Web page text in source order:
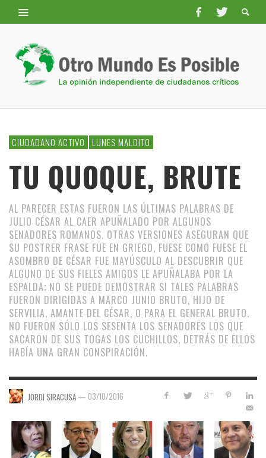
CIUDADANO ACTIVO LUNES MALDITO
TU QUOQUE, BRUTE
AL PARECER ESTAS FUERON LAS ÚLTIMAS PALABRAS DE
JULIO CÉSAR AL CAER APUÑALADO POR ALGUNOS
SENADORES ROMANOS. OTRAS VERSIONES ASEGURAN QUE
SU POSTRER FRASE FUE EN GRIEGO, FUESE COMO FUESE EL
ASOMBRO DE CÉSAR FUE MAYÚSCULO AL DESCUBRIR QUE
ALGUNO DE SUS FIELES AMIGOS LE APUÑALABA POR LA
ESPALDA; NO SE PUEDE DEMOSTRAR SI TALES PALABRAS
FUERON DIRIGIDAS A MARCO JUNIO BRUTO, HIJO DE
SERVILIA, AMANTE DEL CÉSAR, O PARA EL GENERAL BRUTO.
NO FUERON SÓLO LOS SESENTA LOS SENADORES LOS QUE
SACARON DE SUS TOGAS LOS CUCHILLOS, DETRÁS DE ELLOS
HABÍA UNA GRAN CONSPIRACIÓN.
JORDI SIRACUSA — 03/10/2016